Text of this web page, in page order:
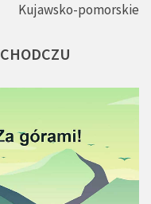
Kujawsko-pomorskie
CHODCZU